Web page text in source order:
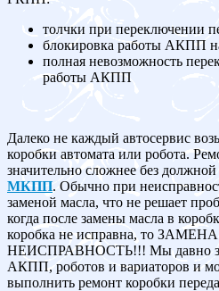
толчки при переключении
блокировка работы АКПП
полная невозможность
работы АКПП
Далеко не каждый автосервис
коробки автомата или робота.
значительно сложнее без
МКПП. Обычно при
заменой масла, что не решает
когда после замены масла в
коробка не исправна, то
НЕИСПРАВНОСТЬ!!! Мы давно
АКПП, роботов и вариаторов и
выполнить ремонт коробки